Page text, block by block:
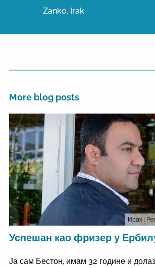
Zanko, Irak
More blog posts
Ирак |
Успешан као фризер у
Ја сам Бестон, имам 32 године и